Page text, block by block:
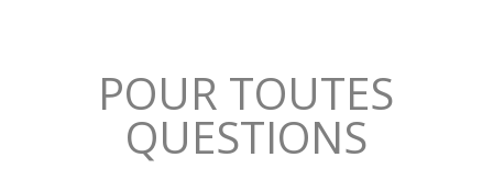
POUR TOUTES
QUESTIONS